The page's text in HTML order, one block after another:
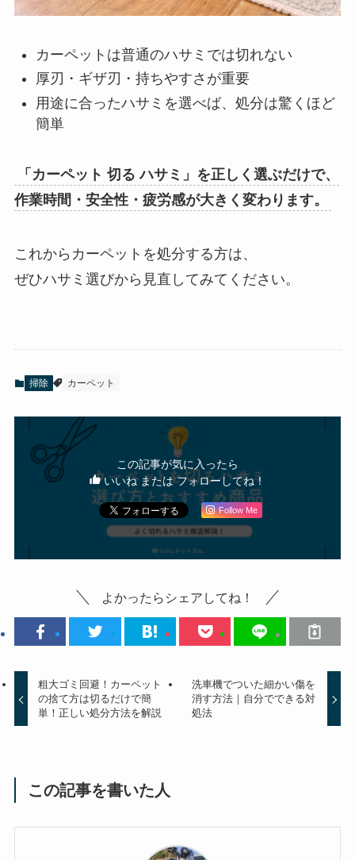
カーペットは普通のハサミでは切れない
厚刃・ギザ刃・持ちやすさが重要
用途に合ったハサミを選べば、処分は驚くほど
簡単
「カーペット 切る ハサミ」を正しく選ぶだけで、
作業時間・安全性・疲労感が大きく変わります。
これからカーペットを処分する方は、
ぜひハサミ選びから見直してみてください。
掃除 カーペット
この記事が気に入ったら
いいね または フォローしてね！
Follow Me
よかったらシェアしてね！
粗大ゴミ回避！カーペット
の捨て方は切るだけで簡
単！正しい処分方法を解説
洗車機でついた細かい傷を
消す方法｜自分でできる対
処法
この記事を書いた人